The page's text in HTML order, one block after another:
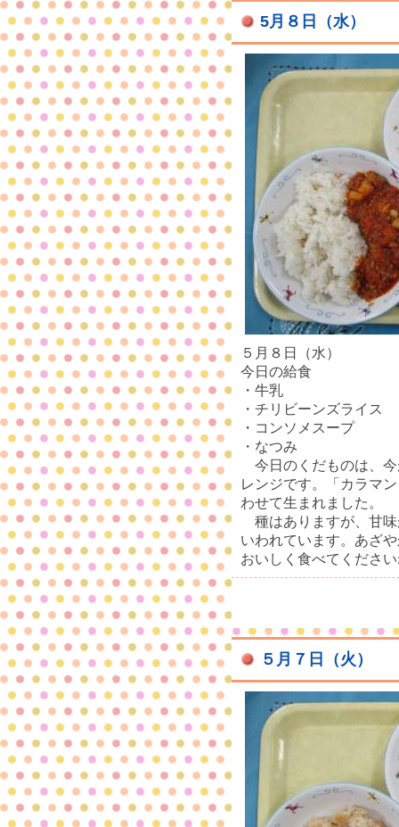
5月８日（水）
５月８日（水）
今日の給食
・牛乳
・チリビーンズライス
・コンソメスープ
・なつみ
今日のくだものは、今
レンジです。「カラマ
わせて生まれました。
種はありますが、甘味
いわれています。あざ
おいしく食べてくださ
５月７日（火）